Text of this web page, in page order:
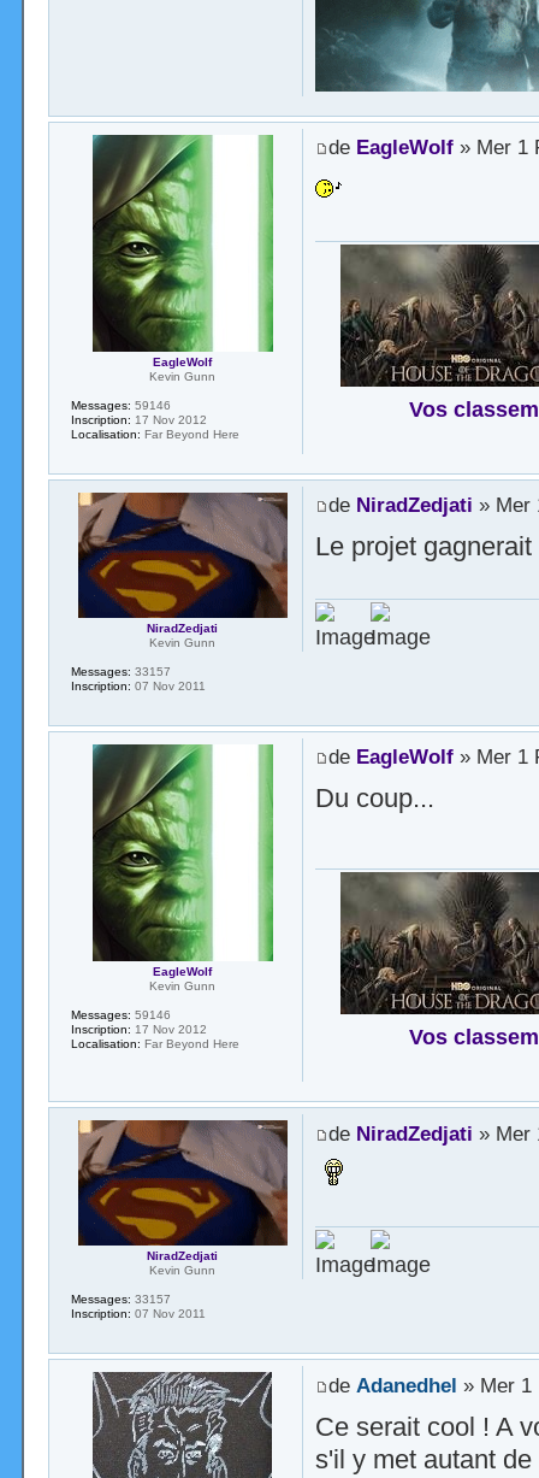
de EagleWolf» Mer 1
Vos
EagleWolf
Kevin Gunn
Messages: 59146
Inscription: 17 Nov 2012
Localisation: Far Beyond Here
de NiradZedjati » Mer
Le projet
NiradZedjati
Kevin Gunn
Messages: 33157
Inscription: 07 Nov 2011
de EagleWolf» Mer 1
Du coup...
Vos
EagleWolf
Kevin Gunn
Messages: 59146
Inscription: 17 Nov 2012
Localisation: Far Beyond Here
de NiradZedjati » Mer
NiradZedjati
Kevin Gunn
Messages: 33157
Inscription: 07 Nov 2011
de Adanedhel » Mer 1
Ce serait cool ! A
s'il y met autant